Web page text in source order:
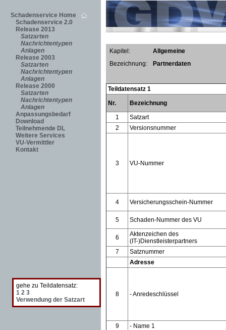
Schadenservice Home
Schadenservice 2.0
Release 2013
Satzarten
Nachrichtentypen
Anlagen
Release 2003
Satzarten
Nachrichtentypen
Anlagen
Release 2000
Satzarten
Nachrichtentypen
Anlagen
Anpassungsbedarf
Download
Teilnehmende DL
Weitere Services
VU-Vermittler
Kontakt
Kapitel:
Allgemeine
Bezeichnung:
Partnerdaten
Teildatensatz 1
gehe zu Teildatensatz:
1 2 3
Verwendung der Satzart
Nr.
Bezeichnung
1
Satzart
2
Versionsnummer
3 VU-Nummer
4 Versicherungsschein-Nummer
5 Schaden-Nummer des VU
6
Aktenzeichen des
(IT-)Dienstleisterpartners
7
Satznummer
Adresse
8 - Anredeschlüssel
9 - Name 1